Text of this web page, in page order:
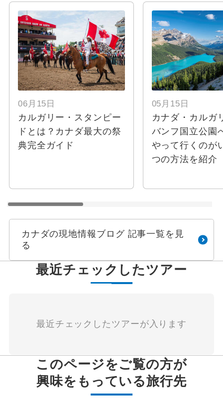
06月15日
カルガリー・スタンピー
ドとは？カナダ最大の祭
典完全ガイド
05月15日
カナダ・カルガ
バンフ国立公園
やって行くのが
つの方法を紹介
カナダの現地情報ブログ 記事一覧を見
る
最近チェックしたツアー
最近チェックしたツアーが入ります
このページをご覧の方が
興味をもっている旅行先